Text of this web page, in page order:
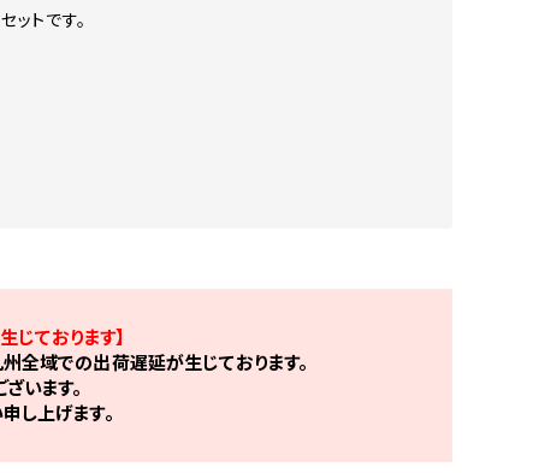
トです。
ております】
全域での出荷遅延が生じております。
います。
し上げます。